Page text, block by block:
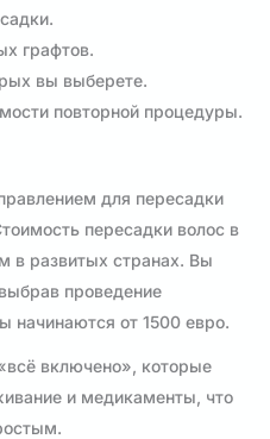
графтов.
вы выберете.
повторной процедуры.
для пересадки
пересадки волос в
в развитых странах. Вы
проведение
начинаются от 1500 евро.
включено», которые
и медикаменты, что